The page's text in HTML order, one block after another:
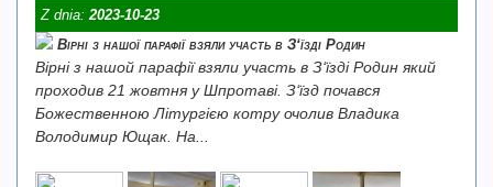
Z dnia:2023-10-23
Вірні з нашої парафії взяли участь в З‘їзді Родин
Вірні з нашой парафії взяли участь в З‘їзді Родин який
проходив 21 жовтня у Шпротаві. З‘їзд почався
Божественною Літургією котру очолив Владика
Володимир Ющак. На...